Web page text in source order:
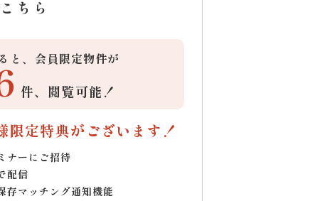
ちら
と、会員限定物件が
件、 閲覧可能！
限定特典がございます！
ナーにご招待
配信
存マッチング通知機能